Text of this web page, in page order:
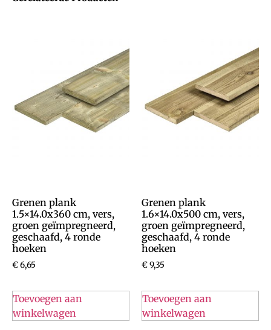
Grenen plank
1.5×14.0x360 cm, vers,
groen geïmpregneerd,
geschaafd, 4 ronde
hoeken
€6,65
Toevoegen aan
winkelwagen
Grenen plank
1.6×14.0x500 cm, vers,
groen geïmpregneerd,
geschaafd, 4 ronde
hoeken
€9,35
Toevoegen aan
winkelwagen